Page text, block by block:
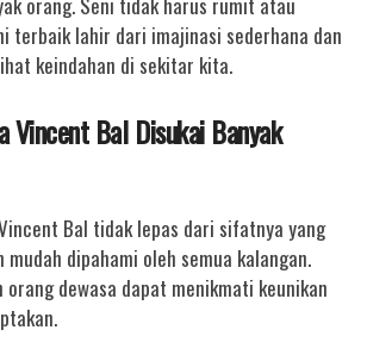
terbaik lahir dari imajinasi sederhana dan
keindahan di sekitar kita.
Vincent Bal Disukai Banyak
Bal tidak lepas dari sifatnya yang
dipahami oleh semua kalangan.
orang dewasa dapat menikmati keunikan